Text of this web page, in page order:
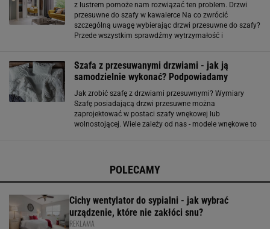
z lustrem pomoże nam rozwiązać ten problem. Drzwi
przesuwne do szafy w kawalerce Na co zwrócić
szczególną uwagę wybierając drzwi przesuwne do szafy?
Przede wszystkim sprawdźmy wytrzymałość i
zarysowania i posiadać
Szafa z przesuwanymi drzwiami - jak ją
samodzielnie wykonać? Podpowiadamy
Jak zrobić szafę z drzwiami przesuwnymi? Wymiary
Szafę posiadającą drzwi przesuwne można
zaprojektować w postaci szafy wnękowej lub
wolnostojącej. Wiele zależy od nas - modele wnękowe to
POLECAMY
Cichy wentylator do sypialni - jak wybrać
urządzenie, które nie zakłóci snu?
REKLAMA